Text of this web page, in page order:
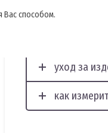
Вас способом.
уход за
как